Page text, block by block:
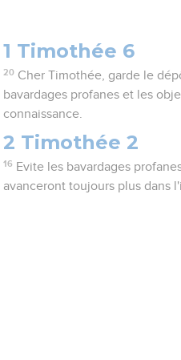
1 Timothée 6
20 Cher Timothée, garde le
bavardages profanes et les
connaissance.
2 Timothée 2
16 Evite les bavardages
avanceront toujours plus dans